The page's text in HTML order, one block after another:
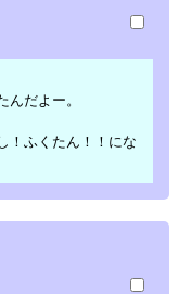
だよー。
！ふくたん！！にな